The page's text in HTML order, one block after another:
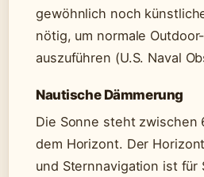
gewöhnlich noch
nötig, um normale
auszuführen (U.S. Naval
Nautische Dämmerung
Die Sonne steht zwischen
dem Horizont. Der
und Sternnavigation ist für